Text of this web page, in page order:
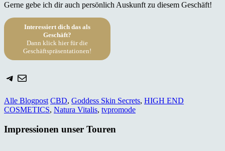
Gerne gebe ich dir auch persönlich Auskunft zu diesem Geschäft!
Interessiert dich das als
Geschäft?
Dann klick hier für die
Geschäftspräsentationen!
Telegram
E-Mail
Alle Blogpost CBD, Goddess Skin Secrets, HIGH END
COSMETICS, Natura Vitalis, tvpromode
Impressionen unser Touren